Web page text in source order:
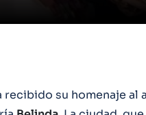
recibido su homenaje al